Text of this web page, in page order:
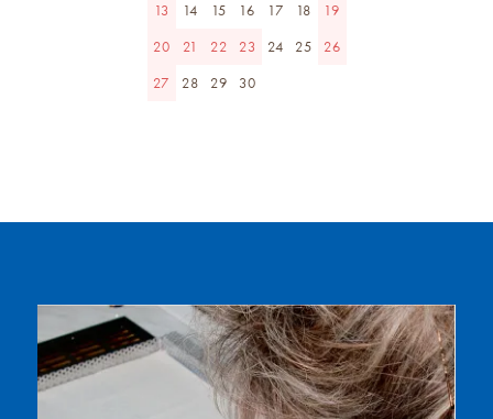
13
14 15 16 17 18
19
20
21 22 23 24 25
26
27
28 29 30